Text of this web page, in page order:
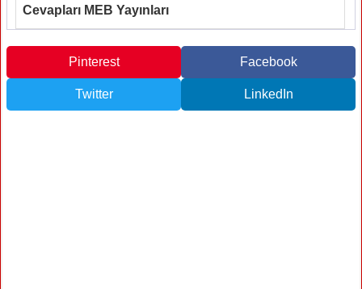
Cevapları MEB Yayınları
Pinterest Facebook
Twitter LinkedIn